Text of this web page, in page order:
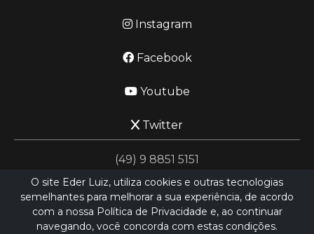
Instagram
Facebook
Youtube
Twitter
(49) 9 8851 5151
jornalismo@ederluiz.com.vc
O site Eder Luiz, utiliza cookies e outras tecnologias
semelhantes para melhorar a sua experiência, de acordo
com a nossa Política de Privacidade e, ao continuar
navegando, você concorda com estas condições.